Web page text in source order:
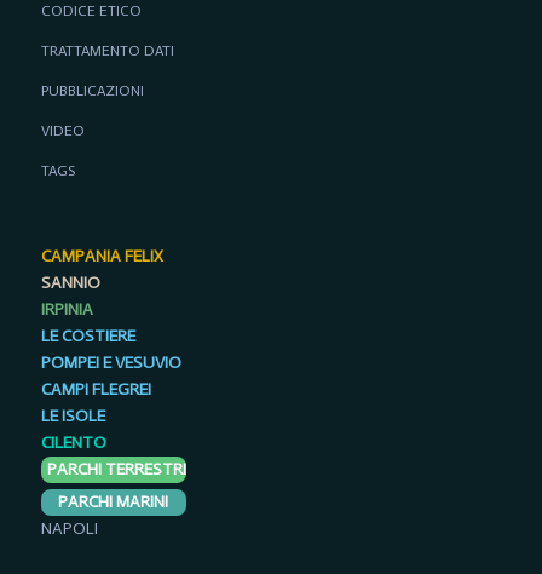
CODICE ETICO
TRATTAMENTO DATI
PUBBLICAZIONI
VIDEO
TAGS
CAMPANIA FELIX
SANNIO
IRPINIA
LE COSTIERE
POMPEI E VESUVIO
CAMPI FLEGREI
LE ISOLE
CILENTO
PARCHI TERRESTRI
PARCHI MARINI
NAPOLI